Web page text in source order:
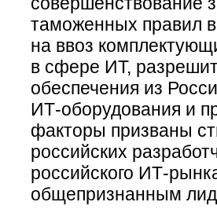
таможенных правил
на ввоз
в сфере ИТ,
обеспечения из
ИТ-оборудования и
факторы призваны
российских
российского ИТ-
общепризнанным